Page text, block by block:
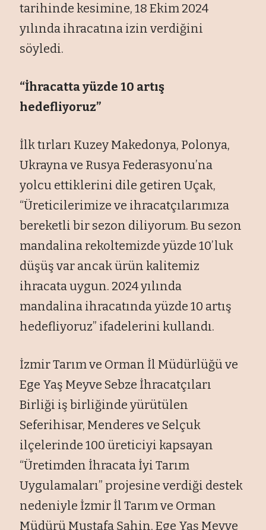
tarihinde kesimine, 18 Ekim 2024
yılında ihracatına izin verdiğini
söyledi.
“İhracatta yüzde 10 artış
hedefliyoruz”
İlk tırları Kuzey Makedonya, Polonya,
Ukrayna ve Rusya Federasyonu’na
yolcu ettiklerini dile getiren Uçak,
“Üreticilerimize ve ihracatçılarımıza
bereketli bir sezon diliyorum. Bu sezon
mandalina rekoltemizde yüzde 10’luk
düşüş var ancak ürün kalitemiz
ihracata uygun. 2024 yılında
mandalina ihracatında yüzde 10 artış
hedefliyoruz” ifadelerini kullandı.
İzmir Tarım ve Orman İl Müdürlüğü ve
Ege Yaş Meyve Sebze İhracatçıları
Birliği iş birliğinde yürütülen
Seferihisar, Menderes ve Selçuk
ilçelerinde 100 üreticiyi kapsayan
“Üretimden İhracata İyi Tarım
Uygulamaları” projesine verdiği destek
nedeniyle İzmir İl Tarım ve Orman
Müdürü Mustafa Şahin, Ege Yaş Meyve